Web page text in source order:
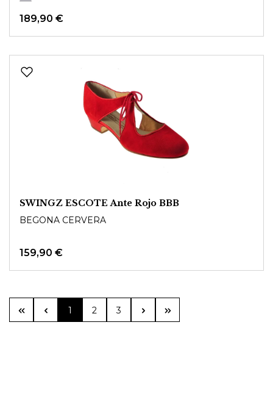
189,90 €
SWINGZ ESCOTE Ante Rojo BBB
BEGONA CERVERA
159,90 €
Seite
1 Seite
2 Seite
3